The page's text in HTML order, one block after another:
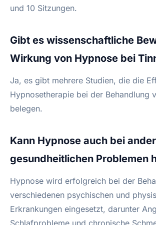
und 10 Sitzungen.
Gibt es wissenschaftliche
Wirkung von Hypnose bei
Ja, es gibt mehrere Studien, die die
Hypnosetherapie bei der Behandlung
belegen.
Kann Hypnose auch bei
gesundheitlichen Problemen
Hypnose wird erfolgreich bei der
verschiedenen psychischen und
Erkrankungen eingesetzt, darunter
Schlafprobleme und chronische